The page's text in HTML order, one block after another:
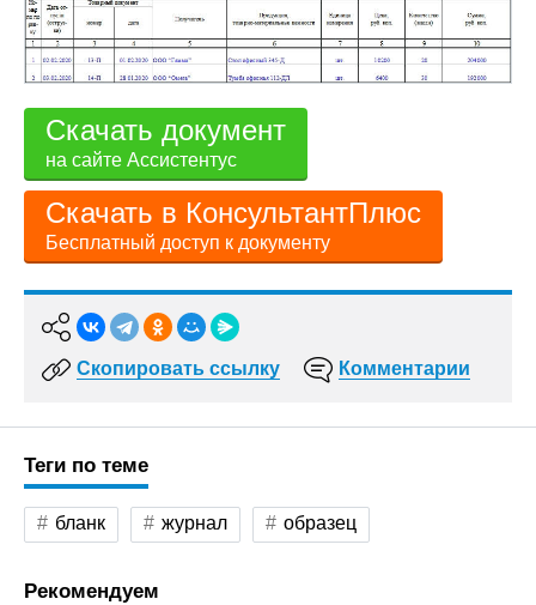
Скачать документ
на сайте Ассистентус
Скачать в КонсультантПлюс
Бесплатный доступ к документу
Скопировать ссылку Комментарии
Теги по теме
бланк журнал образец
Рекомендуем